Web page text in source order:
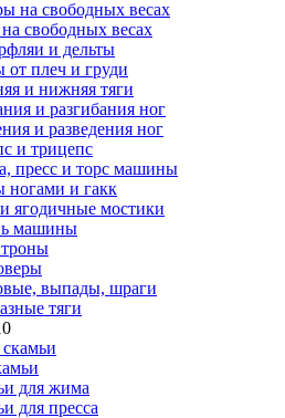
свободных весах
и дельты
плеч и груди
и нижняя тяги
и разгибания ног
и разведения ног
и трицепс
пресс и торс машины
и гакк
ягодичные мостики
машины
выпады, шраги
тяги
для жима
для пресса